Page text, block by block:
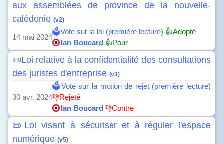
aux assemblées de province de la nouvelle-
calédonie (v2)
14 mai 2024
🗳️Vote sur la loi (première lecture) 👍Adopté
Ian Boucard 👍Pour
📜Loi relative à la confidentialité des consultations
des juristes d'entreprise (v3)
30 avr. 2024
🗳️Vote sur la motion de rejet (première lecture)
👎Rejeté
Ian Boucard 👎Contre
📜Loi visant à sécuriser et à réguler l'espace
numérique (v5)